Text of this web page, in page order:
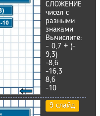
СЛОЖЕНИЕ
чисел с
разными
знаками
Вычислите:
– 0,7 + (–
9,3)
-8,6
-16,3
8,6
-10
9 слайд